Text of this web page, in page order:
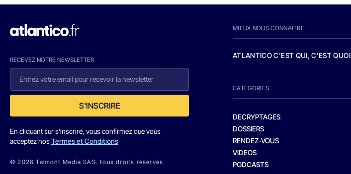
RECEVEZ NOTRE NEWSLETTER
S'INSCRIRE
En cliquant sur s'inscrire, vous confirmez que vous
acceptez nosTermes et Conditions
© 2026 Talmont Media SAS. tous droits réservés.
MIEUX NOUS CONNAITRE
ATLANTICO C'EST QUI, C'EST
CATEGORIES
DECRYPTAGES
DOSSIERS
RENDEZ-VOUS
VIDEOS
PODCASTS